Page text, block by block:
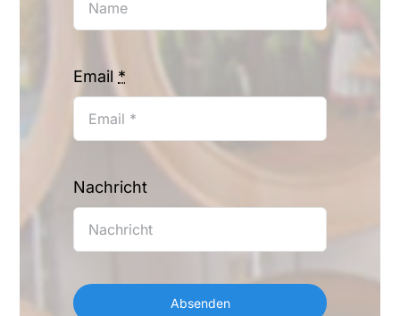
Email *
Nachricht
Absenden